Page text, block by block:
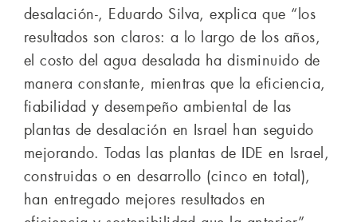
desalación-, Eduardo Silva, explica que “los
resultados son claros: a lo largo de los años,
el costo del agua desalada ha disminuido de
manera constante, mientras que la eficiencia,
fiabilidad y desempeño ambiental de las
plantas de desalación en Israel han seguido
mejorando. Todas las plantas de IDE en Israel,
construidas o en desarrollo (cinco en total),
han entregado mejores resultados en